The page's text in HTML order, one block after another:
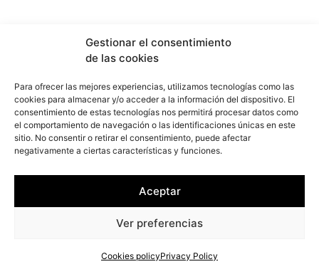
Gestionar el consentimiento
de las cookies
Para ofrecer las mejores experiencias, utilizamos tecnologías como las
cookies para almacenar y/o acceder a la información del dispositivo. El
consentimiento de estas tecnologías nos permitirá procesar datos como
el comportamiento de navegación o las identificaciones únicas en este
sitio. No consentir o retirar el consentimiento, puede afectar
negativamente a ciertas características y funciones.
Aceptar
Ver preferencias
Cookies policyPrivacy Policy